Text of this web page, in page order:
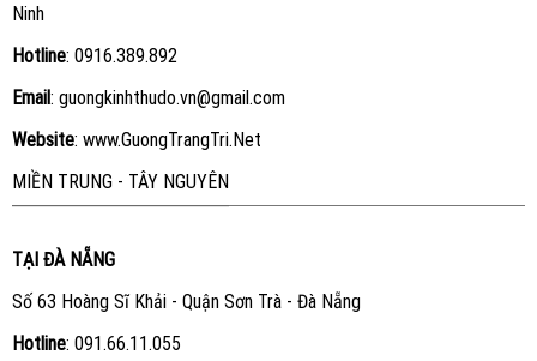
Ninh
Hotline: 0916.389.892
Email: guongkinhthudo.vn@gmail.com
Website: www.GuongTrangTri.Net
MIỀN TRUNG - TÂY NGUYÊN
TẠI ĐÀ NẴNG
Số 63 Hoàng Sĩ Khải - Quận Sơn Trà - Đà Nẵng
Hotline: 091.66.11.055